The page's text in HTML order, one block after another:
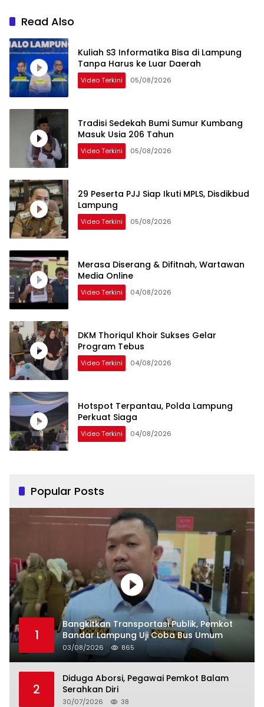
Read Also
Kuliah S3 Informatika Bisa di Lampung
Tanpa Harus ke Luar Daerah
Video Terkini 05/08/2026
Tradisi Sedekah Bumi Sumur Kumbang
Masuk Usia 206 Tahun
Video Terkini 05/08/2026
29 Peserta PJJ Siap Ikuti MPLS, Disdikbud
Lampung
Video Terkini 05/08/2026
Merasa Diserang & Difitnah, Wartawan
Media Online
Video Terkini 04/08/2026
DKM Thoriqul Khoir Sukses Gelar
Program Tebus
Video Terkini 04/08/2026
Hotspot Terpantau, Polda Lampung
Perkuat Siaga
Video Terkini 04/08/2026
Popular Posts
1
Bangkitkan Transportasi Publik, Pemkot
Bandar Lampung Uji Coba Bus Umum
03/08/2026 865
2
Diduga Aborsi, Pegawai Pemkot Balam
Serahkan Diri
30/07/2026 38